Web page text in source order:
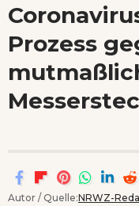
Wenn Orte erzählen ...
Prozess
Autor / Quelle:NRWZ-